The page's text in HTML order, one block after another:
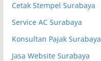
Cetak Stempel Surabaya
Service AC Surabaya
Konsultan Pajak Surabaya
Jasa Website Surabaya